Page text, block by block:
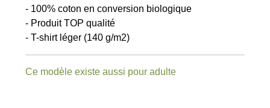
- 100% coton en conversion biologique
- Produit TOP qualité
- T-shirt léger (140 g/m2)
Ce modèle existe aussi pour adulte